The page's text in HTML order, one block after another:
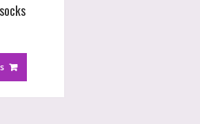
Ce
a
plusieurs